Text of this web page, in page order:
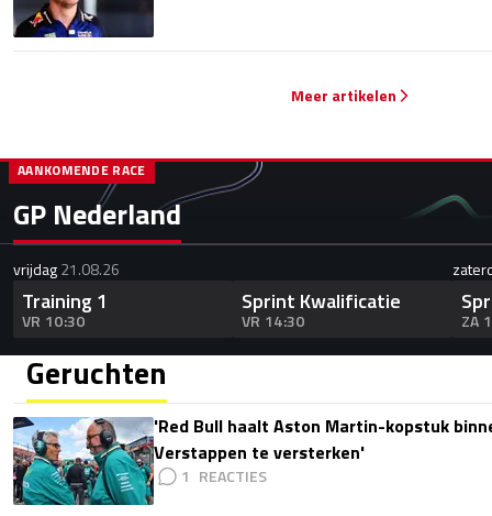
Meer artikelen
GP Nederland
AANKOMENDE RACE
vrijdag21.08.26
Training 1
VR 10:30
Sprint Kwalificatie
VR 14:30 ZA
Geruchten
'Red Bull haalt Aston Martin-kopstuk
Verstappen te versterken'
1